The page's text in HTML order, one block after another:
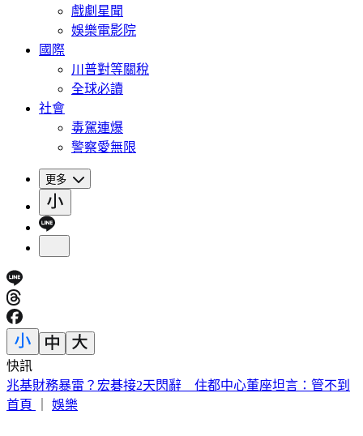
戲劇星聞
娛樂電影院
國際
川普對等關稅
全球必讀
社會
毒駕連爆
警察愛無限
更多
快訊
伊朗封鎖荷姆茲海峽 6000名海員受困波斯灣
首頁
娛樂